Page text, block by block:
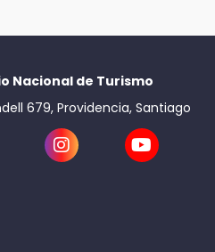
Nacional de Turismo
679, Providencia, Santiago